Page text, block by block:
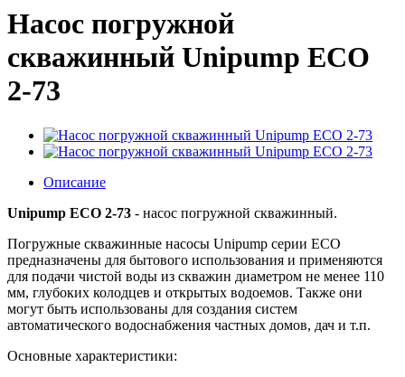
Насос погружной
скважинный Unipump ECO
2-73
Описание
Unipump ECO 2-73 - насос погружной скважинный.
Погружные скважинные насосы Unipump серии ЕСО
предназначены для бытового использования и применяются
для подачи чистой воды из скважин диаметром не менее 110
мм, глубоких колодцев и открытых водоемов. Также они
могут быть использованы для создания систем
автоматического водоснабжения частных домов, дач и т.п.
Основные характеристики: